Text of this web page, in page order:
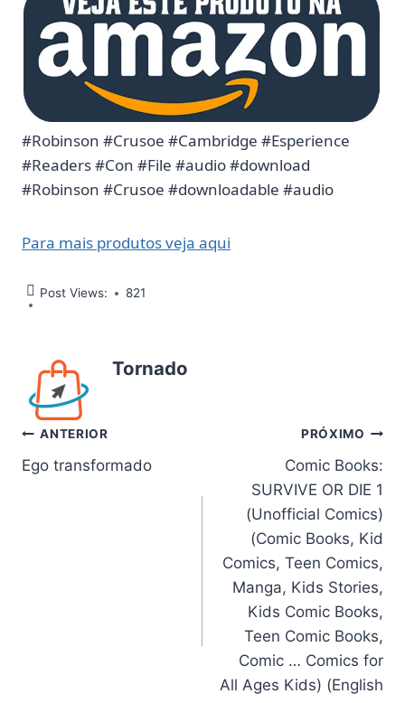
#Robinson #Crusoe #Cambridge #Esperience
#Readers #Con #File #audio #download
#Robinson #Crusoe #downloadable #audio
Para mais produtos veja aqui
Post Views: 821
Tornado
Navegação
de
ANTERIOR
Ego transformado
PRÓXIMO
Comic Books:
SURVIVE OR DIE 1
(Unofficial Comics)
(Comic Books, Kid
Comics, Teen Comics,
Manga, Kids Stories,
Kids Comic Books,
Teen Comic Books,
Comic … Comics for
All Ages Kids) (English